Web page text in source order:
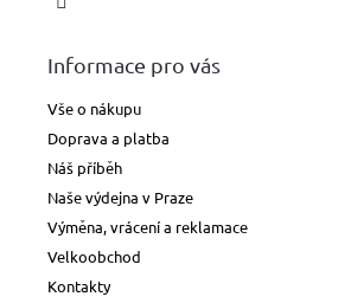
Informace pro vás
Vše o nákupu
Doprava a platba
Náš příběh
Naše výdejna v Praze
Výměna, vrácení a reklamace
Velkoobchod
Kontakty